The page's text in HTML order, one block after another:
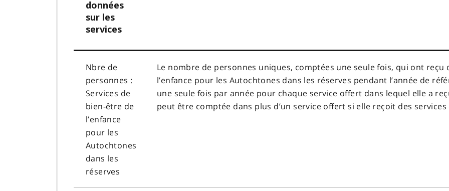
données
sur les
services
Nbre de
personnes :
Services de
bien-être de
l’enfance
pour les
Autochtones
dans les
réserves
Le nombre de personnes uniques, comptées une seule fois, qui ont reçu
l’enfance pour les Autochtones dans les réserves pendant l’année de
une seule fois par année pour chaque service offert dans lequel elle a
peut être comptée dans plus d’un service offert si elle reçoit des